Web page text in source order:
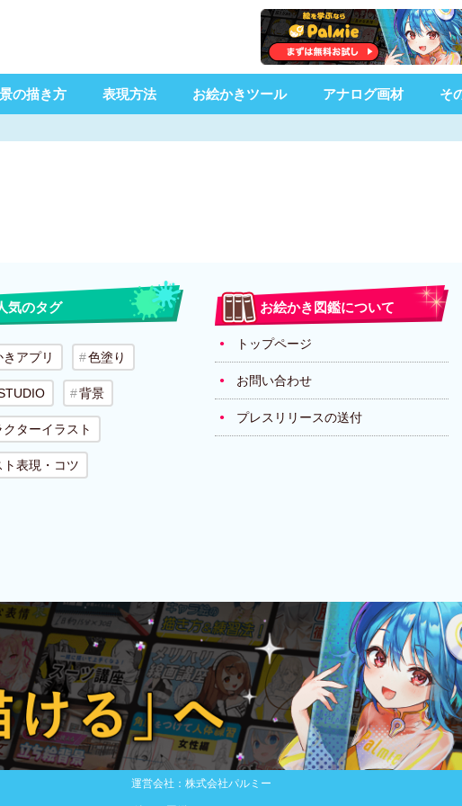
の描き方 表現方法 お絵かきツール アナログ画材 そ
気のタグ
アプリ 色塗り
背景
ターイラスト
ト表現・コツ
お絵かき図鑑について
トップページ
お問い合わせ
プレスリリースの送付
運営会社：株式会社パルミー